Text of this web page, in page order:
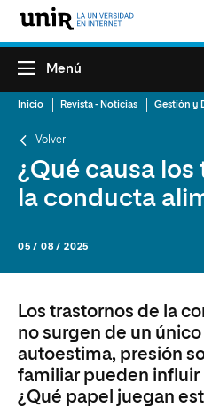
Menú
Inicio Revista - Noticias
Volver
¿Qué causa
la conducta
05 / 08 / 2025
Los trastornos de la
no surgen de un
autoestima, presión
familiar pueden
¿Qué papel juegan